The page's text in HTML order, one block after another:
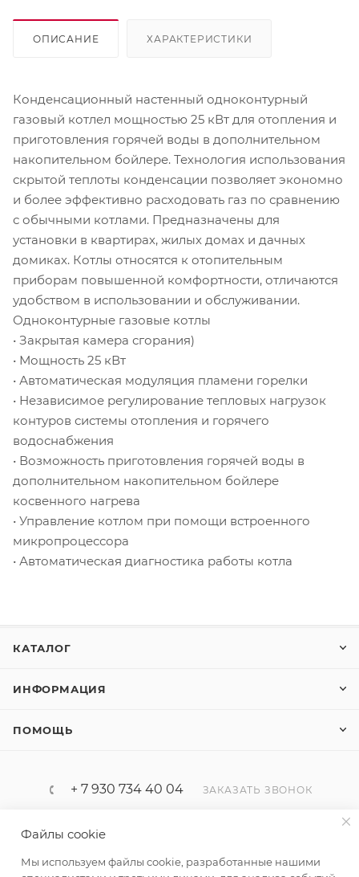
ОПИСАНИЕ ХАРАКТЕРИСТИКИ
Конденсационный настенный одноконтурный
газовый котлел мощностью 25 кВт для отопления и
приготовления горячей воды в дополнительном
накопительном бойлере. Технология использования
скрытой теплоты конденсации позволяет экономно
и более эффективно расходовать газ по сравнению
с обычными котлами. Предназначены для
установки в квартирах, жилых домах и дачных
домиках. Котлы относятся к отопительным
приборам повышенной комфортности, отличаются
удобством в использовании и обслуживании.
Одноконтурные газовые котлы
• Закрытая камера сгорания)
• Мощность 25 кВт
• Автоматическая модуляция пламени горелки
• Независимое регулирование тепловых нагрузок
контуров системы отопления и горячего
водоснабжения
• Возможность приготовления горячей воды в
дополнительном накопительном бойлере
косвенного нагрева
• Управление котлом при помощи встроенного
микропроцессора
• Автоматическая диагностика работы котла
КАТАЛОГ
ИНФОРМАЦИЯ
ПОМОЩЬ
+ 7 930 734 40 04 ЗАКАЗАТЬ ЗВОНОК
Россия, Брянская область, Брянск
Файлы cookie
Мы используем файлы cookie, разработанные нашими